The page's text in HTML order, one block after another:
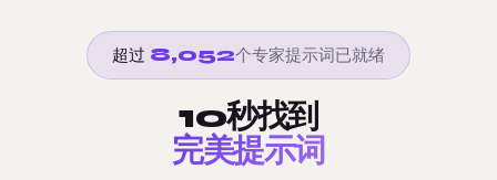
超过 8,052个专家提示词已就绪
10秒找到
完美提示词